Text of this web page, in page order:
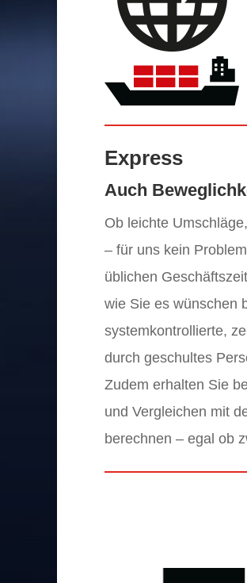
Express
Auch
Ob leichte
– für uns kein
üblichen
wie Sie es wünschen
systemkontrollierte,
durch geschultes
Zudem erhalten Sie
und Vergleichen mit
berechnen – egal ob